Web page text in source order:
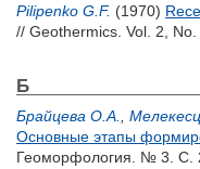
Pilipenko G.F. (1970)
// Geothermics. Vol. 2, No.
Б
Брайцева О.А.
Основные этапы
Геоморфология. № 3. С.